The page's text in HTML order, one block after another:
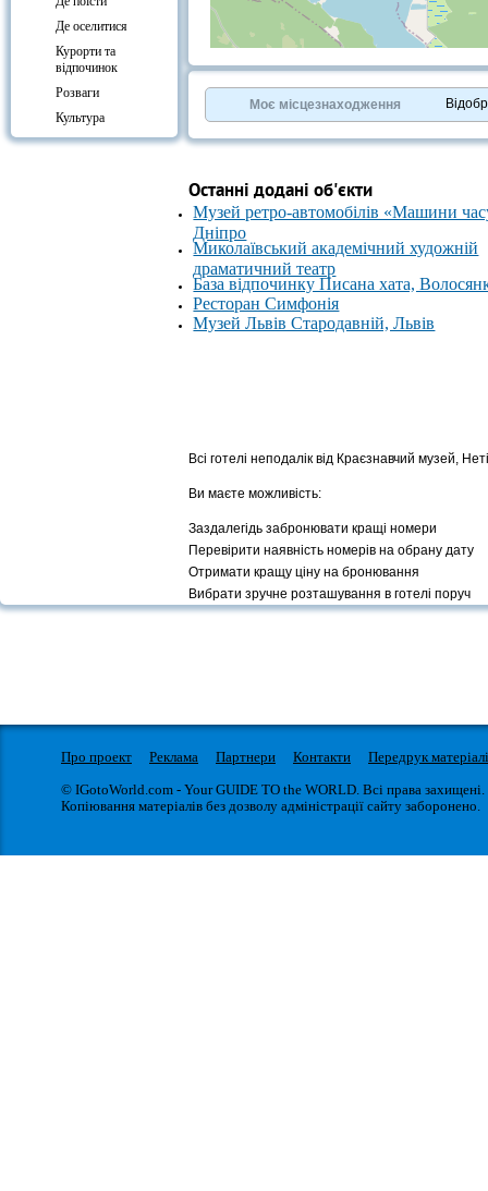
Де оселитися
Курорти та
відпочинок
Розваги
Культура
Вокзали
OpenStreetMapcontributors.
»
Моє місцезнаходження
Останні додані об'єкти
Музей ретро-автомобілів «Машини
Дніпро
Миколаївський академічний художній
драматичний театр
База відпочинку Писана хата,
Ресторан Симфонія
Музей Львів Стародавній, Львів
Всі готелі неподалік від Краєзнавчий музей,
Ви маєте можливість:
Заздалегідь забронювати кращі номери
Перевірити наявність номерів на обрану дату
Отримати кращу ціну на бронювання
Вибрати зручне розташування в готелі поруч
Про проект Реклама Партнери Контакти
Передрук
© IGotoWorld.com - Your GUIDE TO the WORLD. Всі права захищені.
Копіювання матеріалів без дозволу адміністрації сайту заборонено.